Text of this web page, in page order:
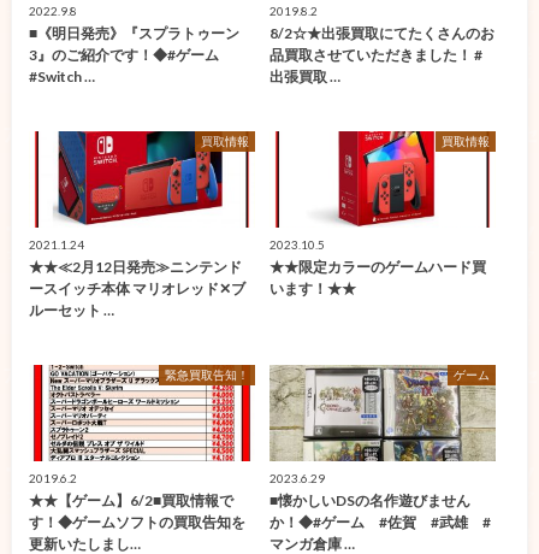
2022.9.8
■《明日発売》『スプラトゥーン
3』のご紹介です！◆#ゲーム
#Switch …
2019.8.2
8/2☆★出張買取にてたくさんのお
品買取させていただきました！ #
出張買取 …
買取情報
2021.1.24
★★≪2月12日発売≫ニンテンド
ースイッチ本体 マリオレッド✕ブ
ルーセット …
買取情報
2023.10.5
★★限定カラーのゲームハード買
います！★★
緊急買取告知！
2019.6.2
★★【ゲーム】6/2■買取情報で
す！◆ゲームソフトの買取告知を
更新いたしまし…
ゲーム
2023.6.29
■懐かしいDSの名作遊びません
か！◆#ゲーム #佐賀 #武雄 #
マンガ倉庫 …